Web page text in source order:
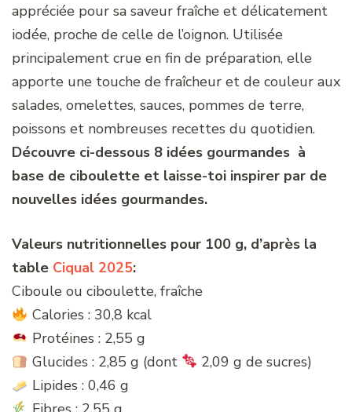
appréciée pour sa saveur fraîche et délicatement
iodée, proche de celle de l’oignon. Utilisée
principalement crue en fin de préparation, elle
apporte une touche de fraîcheur et de couleur aux
salades, omelettes, sauces, pommes de terre,
poissons et nombreuses recettes du quotidien.
Découvre ci-dessous 8 idées gourmandes à
base de ciboulette et laisse-toi inspirer par de
nouvelles idées gourmandes.
Valeurs nutritionnelles pour 100 g, d’après la
table Ciqual 2025:
Ciboule ou ciboulette, fraîche
Calories : 30,8 kcal
Protéines : 2,55 g
Glucides : 2,85 g (dont
2,09 g de sucres)
Lipides : 0,46 g